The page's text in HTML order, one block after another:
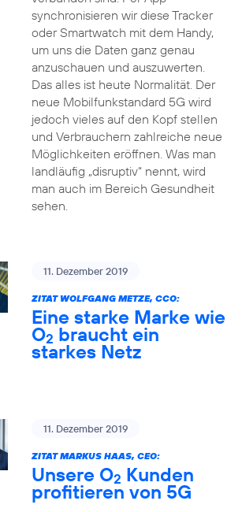
synchronisieren wir diese Tracker
oder Smartwatch mit dem Handy,
um uns die Daten ganz genau
anzuschauen und auszuwerten.
Das alles ist heute Normalität. Der
neue Mobilfunkstandard 5G wird
jedoch vieles auf den Kopf stellen
und Verbrauchern zahlreiche neue
Möglichkeiten eröffnen. Was man
landläufig „disruptiv“ nennt, wird
man auch im Bereich Gesundheit
sehen.
11. Dezember 2019
ZITAT WOLFGANG METZE, CCO:
Eine starke Marke wie
O2 braucht ein
starkes Netz
11. Dezember 2019
ZITAT MARKUS HAAS, CEO:
Unsere O2 Kunden
profitieren von 5G